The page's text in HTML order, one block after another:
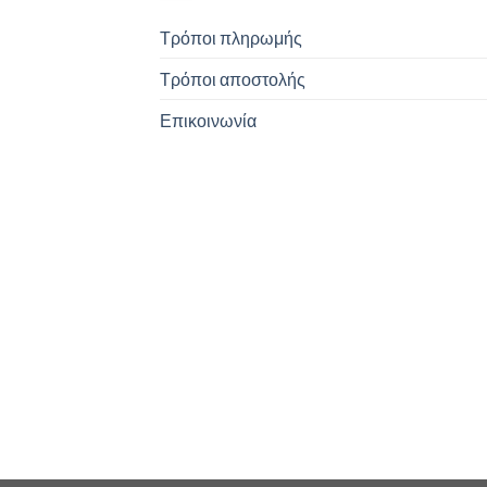
Τρόποι πληρωμής
Τρόποι αποστολής
Επικοινωνία